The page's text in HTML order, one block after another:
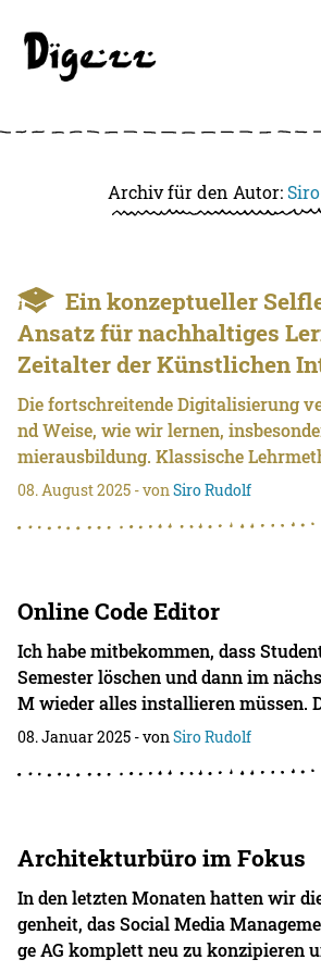
Archiv für den Autor:
Ein konzeptueller
Ansatz für nachhaltiges
Zeitalter der Künstlichen
Die fortschreitende Digitalisierung
nd Weise, wie wir lernen,
mierausbildung. Klassische
08. August 2025 - vonSiro Rudolf
Online Code Editor
Ich habe mitbekommen, dass
Semester löschen und dann im
M wieder alles installieren müssen.
08. Januar 2025 - vonSiro Rudolf
Architekturbüro im Fokus
In den letzten Monaten hatten wir
genheit, das Social Media
ge AG komplett neu zu konzipieren